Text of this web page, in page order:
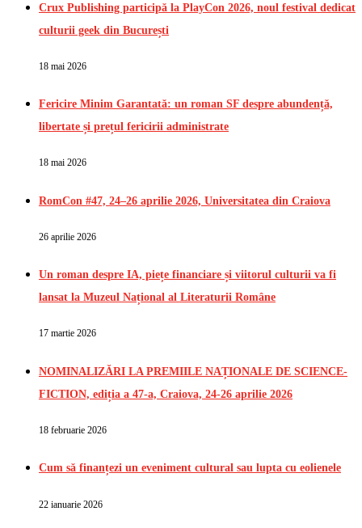
Crux Publishing participă la PlayCon 2026, noul festival dedicat
culturii geek din București
18 mai 2026
Fericire Minim Garantată: un roman SF despre abundență,
libertate și prețul fericirii administrate
18 mai 2026
RomCon #47, 24–26 aprilie 2026, Universitatea din Craiova
26 aprilie 2026
Un roman despre IA, piețe financiare și viitorul culturii va fi
lansat la Muzeul Național al Literaturii Române
17 martie 2026
NOMINALIZĂRI LA PREMIILE NAȚIONALE DE SCIENCE-
FICTION, ediția a 47-a, Craiova, 24-26 aprilie 2026
18 februarie 2026
Cum să finanțezi un eveniment cultural sau lupta cu eolienele
22 ianuarie 2026